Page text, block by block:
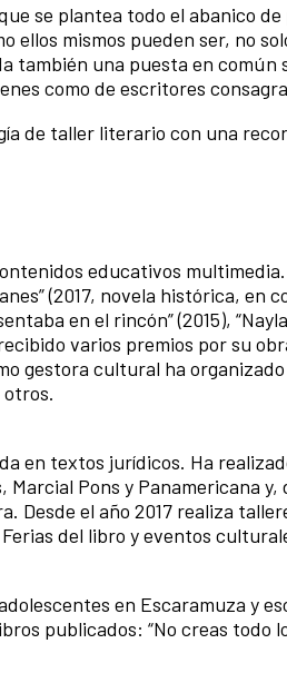
se plantea todo el abanico
ellos mismos pueden ser, no
también una puesta en
como de escritores
de taller literario con una
educativos
(2017, novela histórica, en
en el rincón” (2015),
recibido varios premios por su
gestora cultural ha
otros.
en textos jurídicos. Ha
Pons y Panamericana y,
el año 2017 realiza
del libro y eventos
en Escaramuza y
publicados: “No creas todo